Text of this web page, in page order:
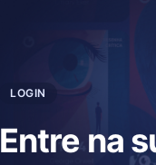
LOGIN
Entre na